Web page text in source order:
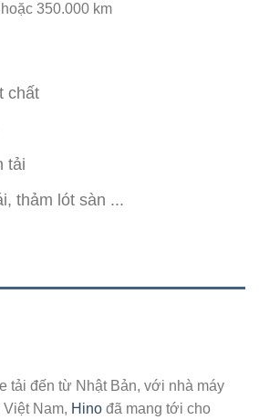
350.000 km
chất
tải
thảm lót sàn ...
tải đến từ Nhật Bản, với nhà máy
Việt Nam, Hino đã mang tới cho